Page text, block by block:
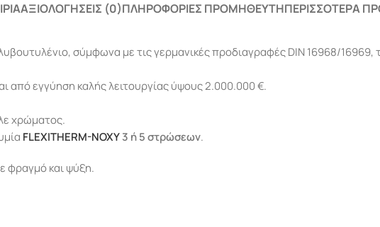
ΑΞΙΟΛΟΓΉΣΕΙΣ (0)ΠΛΗΡΟΦΟΡΊΕΣ ΠΡΟΜΗΘΕΥΤΉΠΕΡΙΣΣΌΤΕΡΑ
σύμφωνα με τις γερμανικές προδιαγραφές DIN 16968/16969,
από εγγύηση καλής λειτουργίας ύψους 2.000.000 €.
χρώματος.
FLEXITHERM-NOXY3 ή 5 στρώσεων.
φραγμό και ψύξη.